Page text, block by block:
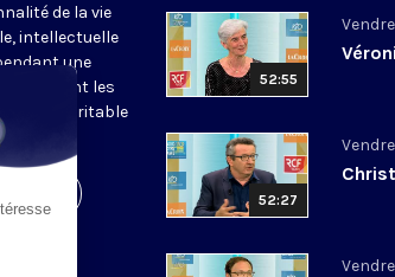
de la vie
intellectuelle
une
les
une véritable
52:55
52:27